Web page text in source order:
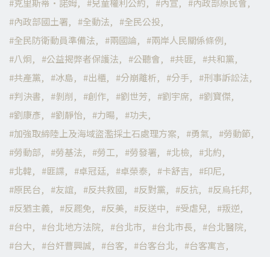
克里斯蒂·諾姆 兒童權利公約 內宣
內政部原民會
內政部國土署
全動法
全民公投
全民防衛動員準備法
兩國論
兩岸人民關係條例
八炯
公益揭弊者保護法 公聽會 共匪
共和黨
共產黨
冰島 出櫃 分崩離析 分手
刑事訴訟法
判決書
剝削 創作 劉世芳 劉宇席
劉寶傑
劉康彥
劉靜怡 力暘
功夫
加強取締陸上及海域盜濫採土石處理方案
勇氣
勞動節
勞動部
勞基法 勞工 勞發署 北檢
北約
北韓
匪諜 卓冠廷 卓榮泰 卡舒吉
印尼
原民台
友誼 反共救國 反對黨 反抗
反烏托邦
反猶主義
反罷免 反美 反送中 受虐兒
叛逆
台中
台北地方法院 台北市 台北市長
台北醫院
台大
台奸曹興誠 台客 台客台北
台客寓言